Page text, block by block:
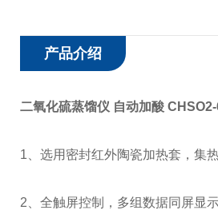
产品介绍
二氧化硫蒸馏仪 自动加酸
1、选用密封红外陶瓷加热套，集
2、全触屏控制，多组数据同屏显